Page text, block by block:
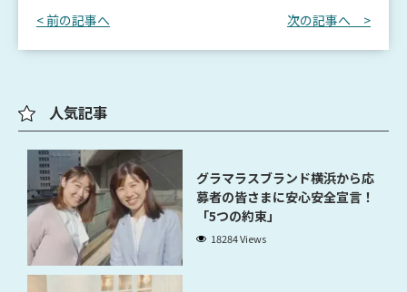
< 前の記事へ 次の記事へ >
人気記事
グラマラスブランド横浜から応
募者の皆さまに安心安全宣言！
「5つの約束」
18284 Views